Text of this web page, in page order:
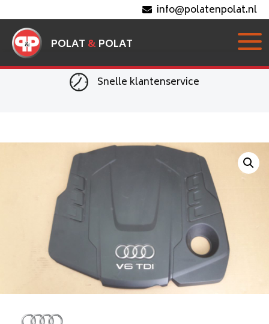
info@polatenpolat.nl
POLAT & POLAT
Snelle klantenservice